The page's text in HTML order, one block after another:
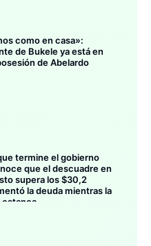
como en casa»:
de Bukele ya está en
de Abelardo
termine el gobierno
que el descuadre en
supera los $30,2
la deuda mientras la
estanca